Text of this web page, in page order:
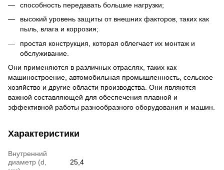
способность передавать большие нагрузки;
высокий уровень защиты от внешних факторов, таких как
пыль, влага и коррозия;
простая конструкция, которая облегчает их монтаж и
обслуживание.
Они применяются в различных отраслях, таких как
машиностроение, автомобильная промышленность, сельское
хозяйство и другие области производства. Они являются
важной составляющей для обеспечения плавной и
эффективной работы разнообразного оборудования и машин.
Характеристики
Внутренний
диаметр (d,
25,4